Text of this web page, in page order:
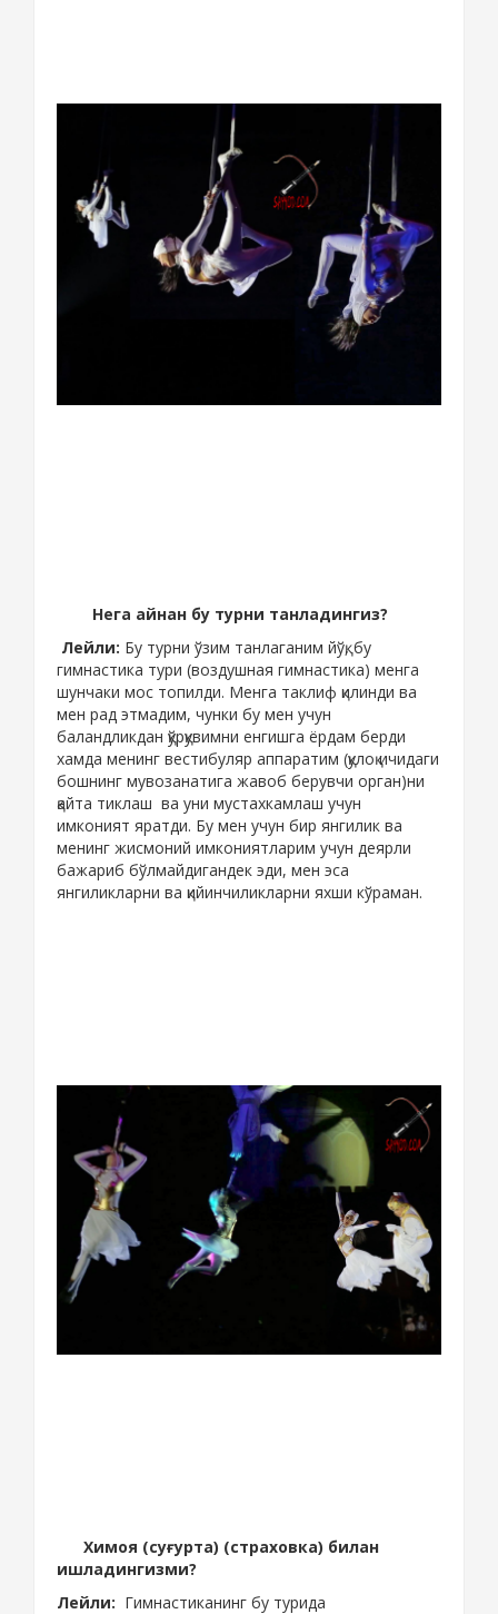
Нега айнан бу турни танладингиз?
Лейли: Бу турни ўзим танлаганим йўқ, бу
гимнастика тури (воздушная гимнастика) менга
шунчаки мос топилди. Менга таклиф қилинди ва
мен рад этмадим, чунки бу мен учун
баландликдан қўрқувимни енгишга ёрдам берди
хамда менинг вестибуляр аппаратим (қулоқ ичидаги
бошнинг мувозанатига жавоб берувчи орган)ни
қайта тиклаш ва уни мустахкамлаш учун
имконият яратди. Бу мен учун бир янгилик ва
менинг жисмоний имкониятларим учун деярли
бажариб бўлмайдигандек эди, мен эса
янгиликларни ва қийинчиликларни яхши кўраман.
Химоя (суғурта) (страховка) билан
ишладингизми?
Лейли: Гимнастиканинг бу турида